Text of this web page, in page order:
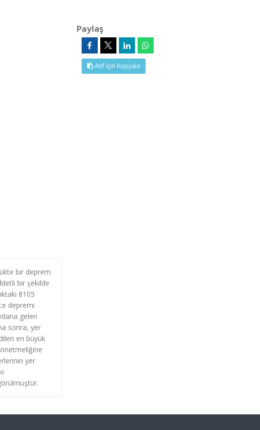
bir deprem
bir şekilde
8105
depremi
gelen
sonra, yer
en büyük
yer
Paylaş
Atıf İçin Kopyala